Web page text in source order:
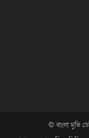
© বাংলা মুভি